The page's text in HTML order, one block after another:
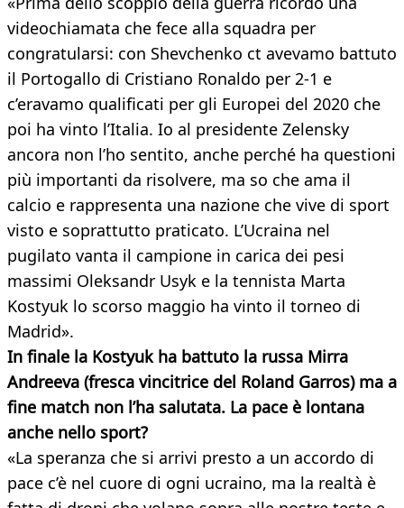
videochiamata che fece alla squadra per
congratularsi: con Shevchenko ct avevamo battuto
il Portogallo di Cristiano Ronaldo per 2-1 e
c’eravamo qualificati per gli Europei del 2020 che
poi ha vinto l’Italia. Io al presidente Zelensky
ancora non l’ho sentito, anche perché ha questioni
più importanti da risolvere, ma so che ama il
calcio e rappresenta una nazione che vive di sport
visto e soprattutto praticato. L’Ucraina nel
pugilato vanta il campione in carica dei pesi
massimi Oleksandr Usyk e la tennista Marta
Kostyuk lo scorso maggio ha vinto il torneo di
Madrid».
In finale la Kostyuk ha battuto la russa Mirra
Andreeva (fresca vincitrice del Roland Garros) ma a
fine match non l’ha salutata. La pace è lontana
anche nello sport?
«La speranza che si arrivi presto a un accordo di
pace c’è nel cuore di ogni ucraino, ma la realtà è